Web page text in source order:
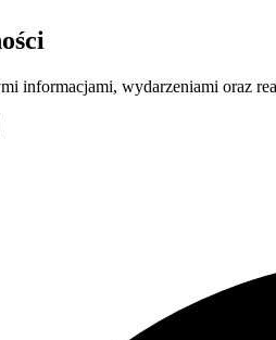
informacjami, wydarzeniami oraz